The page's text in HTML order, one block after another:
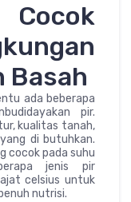
Basah
ada beberapa
pir.
kualitas tanah,
di butuhkan.
cocok pada suhu
jenis pir
celsius untuk
nutrisi.